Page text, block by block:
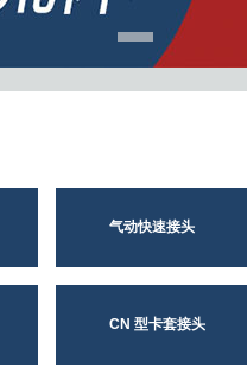
气动快速接头
CN 型卡套接头